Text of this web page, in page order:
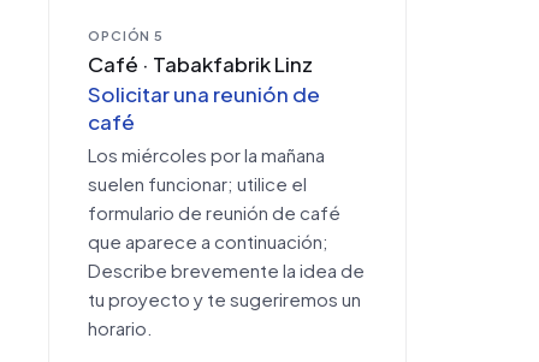
OPCIÓN 5
Café · Tabakfabrik Linz
Solicitar una reunión de
café
Los miércoles por la mañana
suelen funcionar; utilice el
formulario de reunión de café
que aparece a continuación;
Describe brevemente la idea de
tu proyecto y te sugeriremos un
horario.